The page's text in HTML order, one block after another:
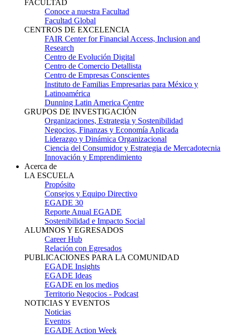
FACULTAD
Conoce a nuestra Facultad
Facultad Global
CENTROS DE EXCELENCIA
FAIR Center for Financial Access, Inclusion and
Research
Centro de Evolución Digital
Centro de Comercio Detallista
Centro de Empresas Conscientes
Instituto de Familias Empresarias para México y
Latinoamérica
Dunning Latin America Centre
GRUPOS DE INVESTIGACIÓN
Organizaciones, Estrategia y Sostenibilidad
Negocios, Finanzas y Economía Aplicada
Liderazgo y Dinámica Organizacional
Ciencia del Consumidor y Estrategia de Mercadotecnia
Innovación y Emprendimiento
Acerca de
LA ESCUELA
Propósito
Consejos y Equipo Directivo
EGADE 30
Reporte Anual EGADE
Sostenibilidad e Impacto Social
ALUMNOS Y EGRESADOS
Career Hub
Relación con Egresados
PUBLICACIONES PARA LA COMUNIDAD
EGADE Insights
EGADE Ideas
EGADE en los medios
Territorio Negocios - Podcast
NOTICIAS Y EVENTOS
Noticias
Eventos
EGADE Action Week